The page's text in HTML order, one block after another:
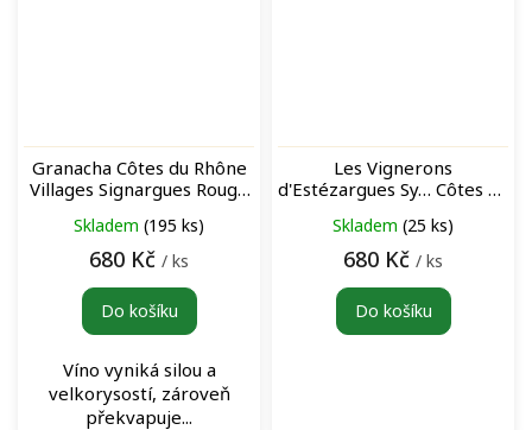
Granacha Côtes du Rhône
Villages Signargues Rouge
Skladem (195 ks)
680 Kč / ks
Do košíku
Víno vyniká silou a
velkorysostí, zároveň
překvapuje...
Les Vignerons
d'Estézargues Sy… Côtes du
Rouge červené víno
Skladem (25 ks)
680 Kč / ks
Do košíku